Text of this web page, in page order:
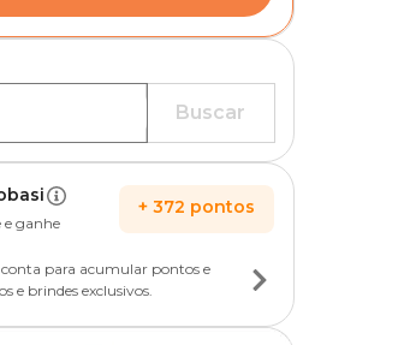
Buscar
e ganhe
+ 372 pontos
para acumular pontos e
e brindes exclusivos.